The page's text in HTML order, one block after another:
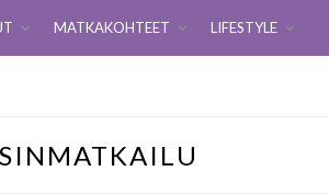
MATKAKOHTEET LIFESTYLE